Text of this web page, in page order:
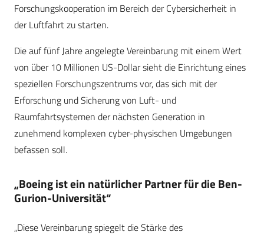
Forschungskooperation im Bereich der Cybersicherheit in
der Luftfahrt zu starten.
Die auf fünf Jahre angelegte Vereinbarung mit einem Wert
von über 10 Millionen US-Dollar sieht die Einrichtung eines
speziellen Forschungszentrums vor, das sich mit der
Erforschung und Sicherung von Luft- und
Raumfahrtsystemen der nächsten Generation in
zunehmend komplexen cyber-physischen Umgebungen
befassen soll.
„Boeing ist ein natürlicher Partner für die Ben-
Gurion-Universität“
„Diese Vereinbarung spiegelt die Stärke des